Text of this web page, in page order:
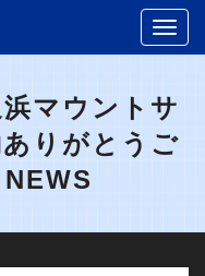
マウントサ
りがとうご